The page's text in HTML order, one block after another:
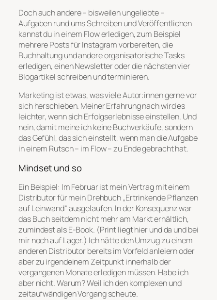
Doch auch andere – bisweilen ungeliebte –
Aufgaben rund ums Schreiben und Veröffentlichen
kannst du in einem Flow erledigen, zum Beispiel
mehrere Posts für Instagram vorbereiten, die
Buchhaltung und andere organisatorische Tasks
erledigen, einen Newsletter oder die nächsten vier
Blogartikel schreiben und terminieren.
Marketing ist etwas, was viele Autor:innen gerne vor
sich herschieben. Meiner Erfahrung nach wird es
leichter, wenn sich Erfolgserlebnisse einstellen. Und
nein, damit meine ich keine Buchverkäufe, sondern
das Gefühl, das sich einstellt, wenn man die Aufgabe
in einem Rutsch – im Flow – zu Ende gebracht hat.
Mindset und so
Ein Beispiel: Im Februar ist mein Vertrag mit einem
Distributor für mein Drehbuch „Ertrinkende Pflanzen
auf Leinwand“ ausgelaufen. In der Konsequenz war
das Buch seitdem nicht mehr am Markt erhältlich,
zumindest als E-Book. (Print liegt hier und da und bei
mir noch auf Lager.) Ich hätte den Umzug zu einem
anderen Distributor bereits im Vorfeld anleiern oder
aber zu irgendeinem Zeitpunkt innerhalb der
vergangenen Monate erledigen müssen. Habe ich
aber nicht. Warum? Weil ich den komplexen und
zeitaufwändigen Vorgang scheute.